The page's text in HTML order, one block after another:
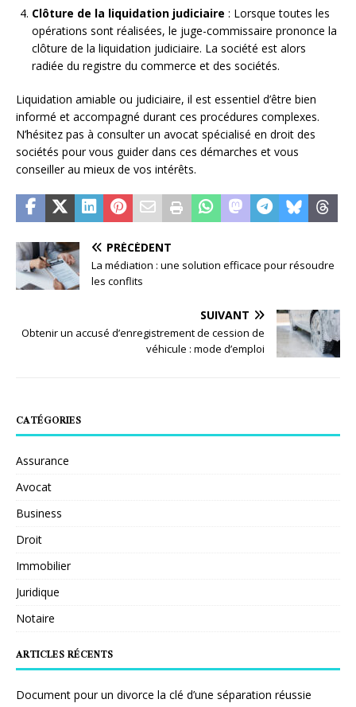
Clôture de la liquidation judiciaire : Lorsque toutes les
opérations sont réalisées, le juge-commissaire prononce la
clôture de la liquidation judiciaire. La société est alors
radiée du registre du commerce et des sociétés.
Liquidation amiable ou judiciaire, il est essentiel d’être bien
informé et accompagné durant ces procédures complexes.
N’hésitez pas à consulter un avocat spécialisé en droit des
sociétés pour vous guider dans ces démarches et vous
conseiller au mieux de vos intérêts.
PRÉCÉDENT
La médiation : une solution efficace pour résoudre
les conflits
SUIVANT
Obtenir un accusé d’enregistrement de cession de
véhicule : mode d’emploi
CATÉGORIES
Assurance
Avocat
Business
Droit
Immobilier
Juridique
Notaire
ARTICLES RÉCENTS
Document pour un divorce la clé d’une séparation réussie